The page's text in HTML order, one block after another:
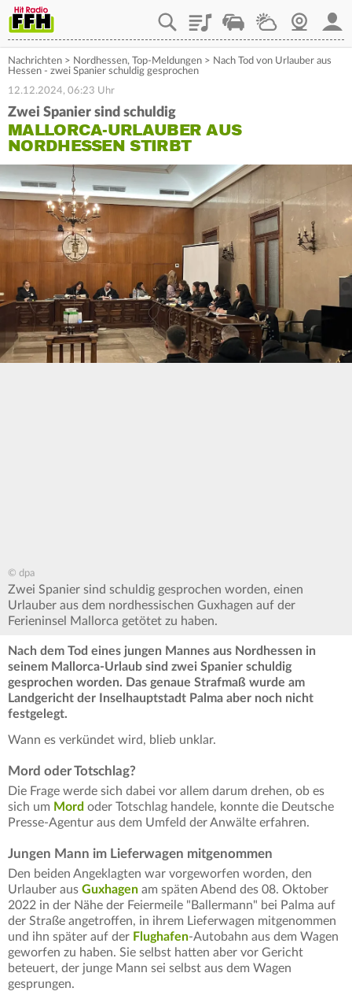
PlaylistStaupilotWetterWebcam
Nachrichten > Nordhessen, Top-Meldungen > Nach Tod von Urlauber aus
Hessen - zwei Spanier schuldig gesprochen
12.12.2024, 06:23 Uhr
Zwei Spanier sind schuldig
MALLORCA-URLAUBER AUS
NORDHESSEN STIRBT
© dpa
Zwei Spanier sind schuldig gesprochen worden, einen
Urlauber aus dem nordhessischen Guxhagen auf der
Ferieninsel Mallorca getötet zu haben.
Nach dem Tod eines jungen Mannes aus Nordhessen in
seinem Mallorca-Urlaub sind zwei Spanier schuldig
gesprochen worden. Das genaue Strafmaß wurde am
Landgericht der Inselhauptstadt Palma aber noch nicht
festgelegt.
Wann es verkündet wird, blieb unklar.
Mord oder Totschlag?
Die Frage werde sich dabei vor allem darum drehen, ob es
sich um Mord oder Totschlag handele, konnte die Deutsche
Presse-Agentur aus dem Umfeld der Anwälte erfahren.
Jungen Mann im Lieferwagen mitgenommen
Den beiden Angeklagten war vorgeworfen worden, den
Urlauber aus Guxhagen am späten Abend des 08. Oktober
2022 in der Nähe der Feiermeile "Ballermann" bei Palma auf
der Straße angetroffen, in ihrem Lieferwagen mitgenommen
und ihn später auf der Flughafen-Autobahn aus dem Wagen
geworfen zu haben. Sie selbst hatten aber vor Gericht
beteuert, der junge Mann sei selbst aus dem Wagen
gesprungen.